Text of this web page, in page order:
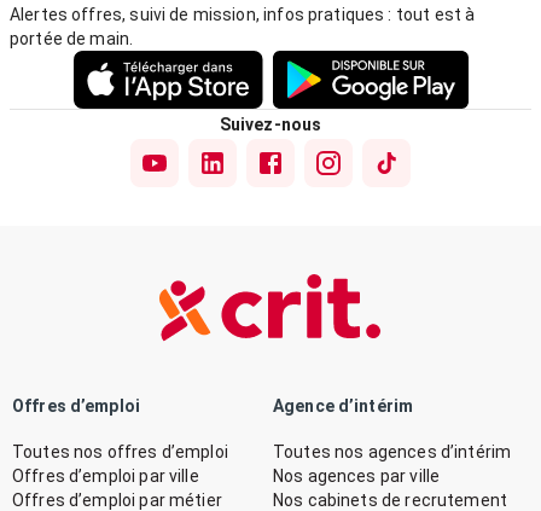
Alertes offres, suivi de mission, infos pratiques : tout est à
portée de main.
Suivez-nous
Offres d’emploi
Toutes nos offres d’emploi
Offres d’emploi par ville
Offres d’emploi par métier
Agence d’intérim
Toutes nos agences d’intérim
Nos agences par ville
Nos cabinets de recrutement